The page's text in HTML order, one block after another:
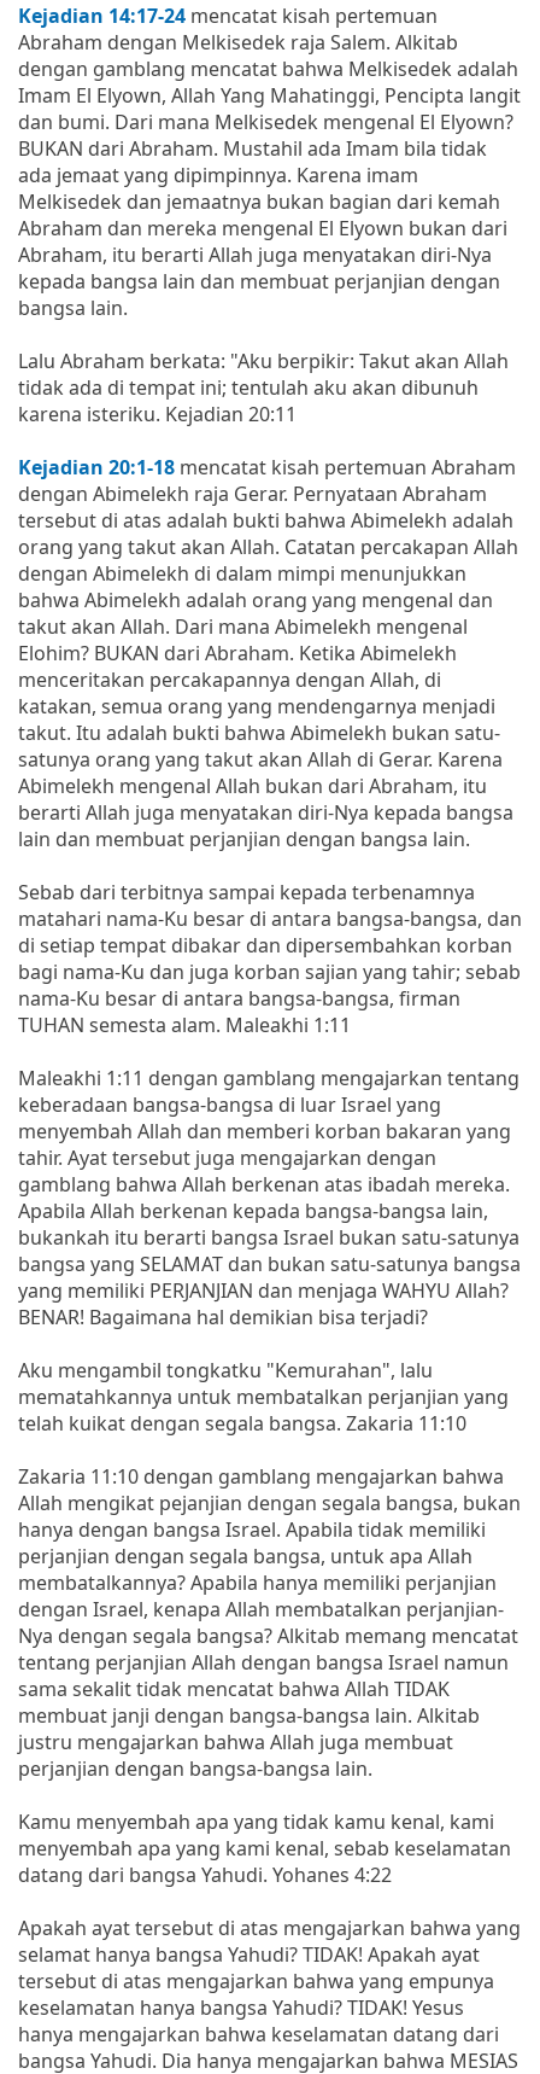
Kejadian 14:17-24 mencatat kisah pertemuan
Abraham dengan Melkisedek raja Salem. Alkitab
dengan gamblang mencatat bahwa Melkisedek adalah
Imam El Elyown, Allah Yang Mahatinggi, Pencipta langit
dan bumi. Dari mana Melkisedek mengenal El Elyown?
BUKAN dari Abraham. Mustahil ada Imam bila tidak
ada jemaat yang dipimpinnya. Karena imam
Melkisedek dan jemaatnya bukan bagian dari kemah
Abraham dan mereka mengenal El Elyown bukan dari
Abraham, itu berarti Allah juga menyatakan diri-Nya
kepada bangsa lain dan membuat perjanjian dengan
bangsa lain.
Lalu Abraham berkata: "Aku berpikir: Takut akan Allah
tidak ada di tempat ini; tentulah aku akan dibunuh
karena isteriku. Kejadian 20:11
Kejadian 20:1-18 mencatat kisah pertemuan Abraham
dengan Abimelekh raja Gerar. Pernyataan Abraham
tersebut di atas adalah bukti bahwa Abimelekh adalah
orang yang takut akan Allah. Catatan percakapan Allah
dengan Abimelekh di dalam mimpi menunjukkan
bahwa Abimelekh adalah orang yang mengenal dan
takut akan Allah. Dari mana Abimelekh mengenal
Elohim? BUKAN dari Abraham. Ketika Abimelekh
menceritakan percakapannya dengan Allah, di
katakan, semua orang yang mendengarnya menjadi
takut. Itu adalah bukti bahwa Abimelekh bukan satu-
satunya orang yang takut akan Allah di Gerar. Karena
Abimelekh mengenal Allah bukan dari Abraham, itu
berarti Allah juga menyatakan diri-Nya kepada bangsa
lain dan membuat perjanjian dengan bangsa lain.
Sebab dari terbitnya sampai kepada terbenamnya
matahari nama-Ku besar di antara bangsa-bangsa, dan
di setiap tempat dibakar dan dipersembahkan korban
bagi nama-Ku dan juga korban sajian yang tahir; sebab
nama-Ku besar di antara bangsa-bangsa, firman
TUHAN semesta alam. Maleakhi 1:11
Maleakhi 1:11 dengan gamblang mengajarkan tentang
keberadaan bangsa-bangsa di luar Israel yang
menyembah Allah dan memberi korban bakaran yang
tahir. Ayat tersebut juga mengajarkan dengan
gamblang bahwa Allah berkenan atas ibadah mereka.
Apabila Allah berkenan kepada bangsa-bangsa lain,
bukankah itu berarti bangsa Israel bukan satu-satunya
bangsa yang SELAMAT dan bukan satu-satunya bangsa
yang memiliki PERJANJIAN dan menjaga WAHYU Allah?
BENAR! Bagaimana hal demikian bisa terjadi?
Aku mengambil tongkatku "Kemurahan", lalu
mematahkannya untuk membatalkan perjanjian yang
telah kuikat dengan segala bangsa. Zakaria 11:10
Zakaria 11:10 dengan gamblang mengajarkan bahwa
Allah mengikat pejanjian dengan segala bangsa, bukan
hanya dengan bangsa Israel. Apabila tidak memiliki
perjanjian dengan segala bangsa, untuk apa Allah
membatalkannya? Apabila hanya memiliki perjanjian
dengan Israel, kenapa Allah membatalkan perjanjian-
Nya dengan segala bangsa? Alkitab memang mencatat
tentang perjanjian Allah dengan bangsa Israel namun
sama sekalit tidak mencatat bahwa Allah TIDAK
membuat janji dengan bangsa-bangsa lain. Alkitab
justru mengajarkan bahwa Allah juga membuat
perjanjian dengan bangsa-bangsa lain.
Kamu menyembah apa yang tidak kamu kenal, kami
menyembah apa yang kami kenal, sebab keselamatan
datang dari bangsa Yahudi. Yohanes 4:22
Apakah ayat tersebut di atas mengajarkan bahwa yang
selamat hanya bangsa Yahudi? TIDAK! Apakah ayat
tersebut di atas mengajarkan bahwa yang empunya
keselamatan hanya bangsa Yahudi? TIDAK! Yesus
hanya mengajarkan bahwa keselamatan datang dari
bangsa Yahudi. Dia hanya mengajarkan bahwa MESIAS